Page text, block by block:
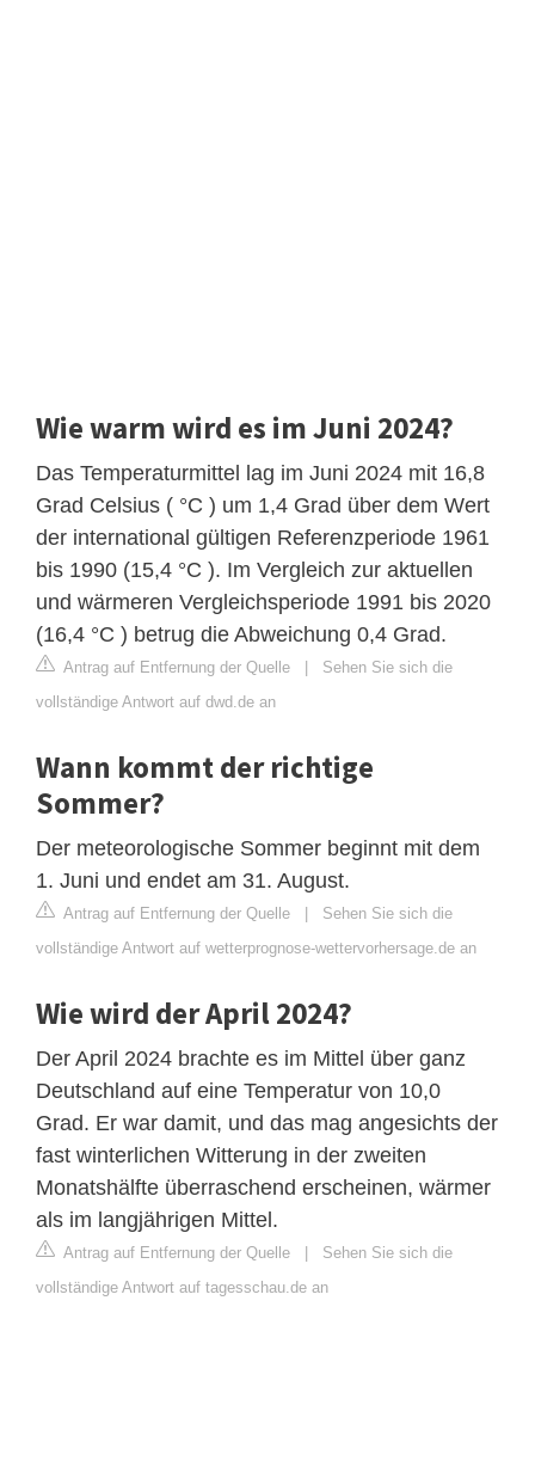
Wie warm wird es im Juni 2024?
Das Temperaturmittel lag im Juni 2024 mit 16,8
Grad Celsius ( °C ) um 1,4 Grad über dem Wert
der international gültigen Referenzperiode 1961
bis 1990 (15,4 °C ). Im Vergleich zur aktuellen
und wärmeren Vergleichsperiode 1991 bis 2020
(16,4 °C ) betrug die Abweichung 0,4 Grad.
Antrag auf Entfernung der Quelle | Sehen Sie sich die
vollständige Antwort auf dwd.de an
Wann kommt der richtige
Sommer?
Der meteorologische Sommer beginnt mit dem
1. Juni und endet am 31. August.
Antrag auf Entfernung der Quelle | Sehen Sie sich die
vollständige Antwort auf wetterprognose-wettervorhersage.de an
Wie wird der April 2024?
Der April 2024 brachte es im Mittel über ganz
Deutschland auf eine Temperatur von 10,0
Grad. Er war damit, und das mag angesichts der
fast winterlichen Witterung in der zweiten
Monatshälfte überraschend erscheinen, wärmer
als im langjährigen Mittel.
Antrag auf Entfernung der Quelle | Sehen Sie sich die
vollständige Antwort auf tagesschau.de an